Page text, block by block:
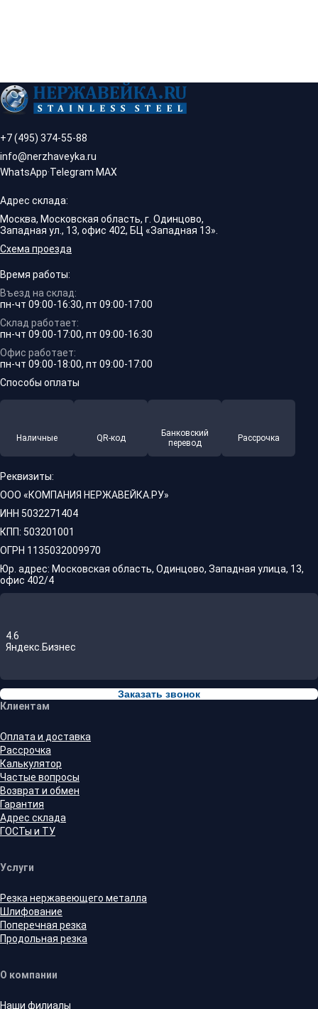
+7 (495) 374-55-88
info@nerzhaveyka.ru
WhatsApp·Telegram·MAX
Адрес склада:
Москва, Московская область, г. Одинцово,
Западная ул., 13, офис 402, БЦ «Западная 13».
Схема проезда
Время работы:
Въезд на склад:
пн-чт 09:00-16:30, пт 09:00-17:00
Склад работает:
пн-чт 09:00-17:00, пт 09:00-16:30
Офис работает:
пн-чт 09:00-18:00, пт 09:00-17:00
Способы оплаты
Наличные QR-код
Банковский
перевод
Рассрочка
Реквизиты:
ООО «КОМПАНИЯ НЕРЖАВЕЙКА.РУ»
ИНН 5032271404
КПП: 503201001
ОГРН 1135032009970
Юр. адрес: Московская область, Одинцово, Западная улица, 13,
офис 402/4
4.6
Яндекс.Бизнес
Заказать звонок
Клиентам
Оплата и доставка
Рассрочка
Калькулятор
Частые вопросы
Возврат и обмен
Гарантия
Адрес склада
ГОСТы и ТУ
Услуги
Резка нержавеющего металла
Шлифование
Поперечная резка
Продольная резка
О компании
Наши филиалы